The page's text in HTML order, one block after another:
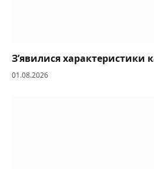
З’явилися характеристики
01.08.2026